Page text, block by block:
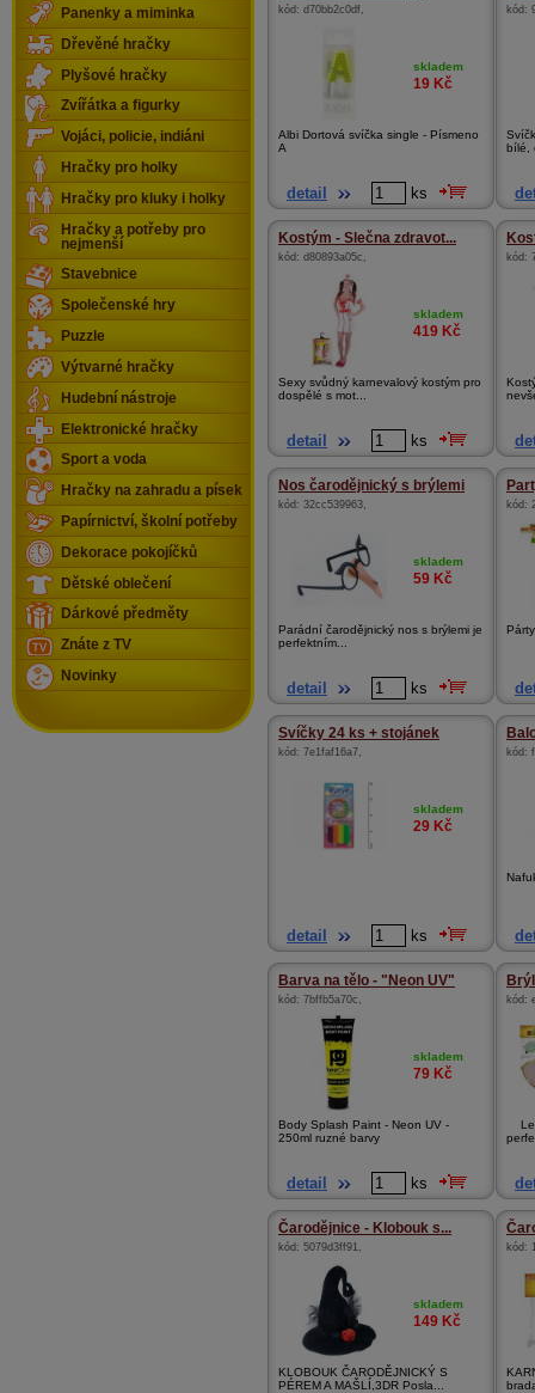
kód: d70bb2c0df,
skladem
19 Kč
Albi Dortová svíčka single - Písmeno
A
detail ks
kód:
bílé,
Kostým - Slečna zdravot...
kód: d80893a05c ,
skladem
419 Kč
Sexy svůdný karnevalový kostým pro
dospělé s mot...
detail ks
kód:
Nos čarodějnický s brýlemi
kód: 32cc539963,
skladem
59 Kč
Parádní čarodějnický nos s brýlemi je
perfektním...
detail ks
kód:
Svíčky 24 ks + stojánek
kód: 7e1faf16a7,
skladem
29 Kč
detail ks
kód:
Barva na tělo - "Neon UV"
kód: 7bffb5a70c ,
skladem
79 Kč
Body Splash Paint - Neon UV -
250ml ruzné barvy
detail ks
kód:
Čarodějnice - Klobouk s...
kód: 5079d3ff91,
skladem
149 Kč
KLOBOUK ČARODĚJNICKÝ S
PÉREM A MAŠLÍ,3DR Posla...
kód:
Panenky a miminka
Dřevěné hračky
Plyšové hračky
Zvířátka a figurky
Vojáci, policie, indiáni
Hračky pro holky
Hračky pro kluky i holky
Hračky a potřeby pro
nejmenší
Stavebnice
Společenské hry
Puzzle
Výtvarné hračky
Hudební nástroje
Elektronické hračky
Sport a voda
Hračky na zahradu a písek
Papírnictví, školní potřeby
Dekorace pokojíčků
Dětské oblečení
Dárkové předměty
Znáte z TV
Novinky